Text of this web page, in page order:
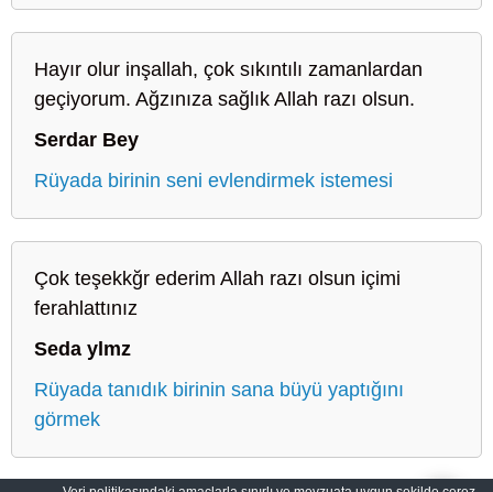
Hayır olur inşallah, çok sıkıntılı zamanlardan
geçiyorum. Ağzınıza sağlık Allah razı olsun.
Serdar Bey
Rüyada birinin seni evlendirmek istemesi
Çok teşekkğr ederim Allah razı olsun içimi
ferahlattınız
Seda ylmz
Rüyada tanıdık birinin sana büyü yaptığını
görmek